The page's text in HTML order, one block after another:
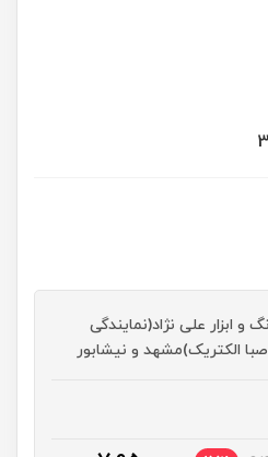
و ابزار علی نژاد(نمایندگی
الکتریک)مشهد و نیشابور